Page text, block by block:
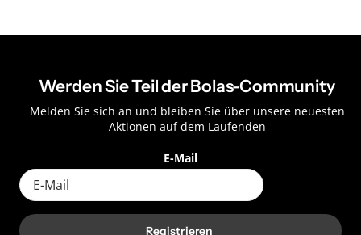
Werden Sie Teil der Bolas-Community
Melden Sie sich an und bleiben Sie über unsere neuesten
Aktionen auf dem Laufenden
E-Mail
Registrieren